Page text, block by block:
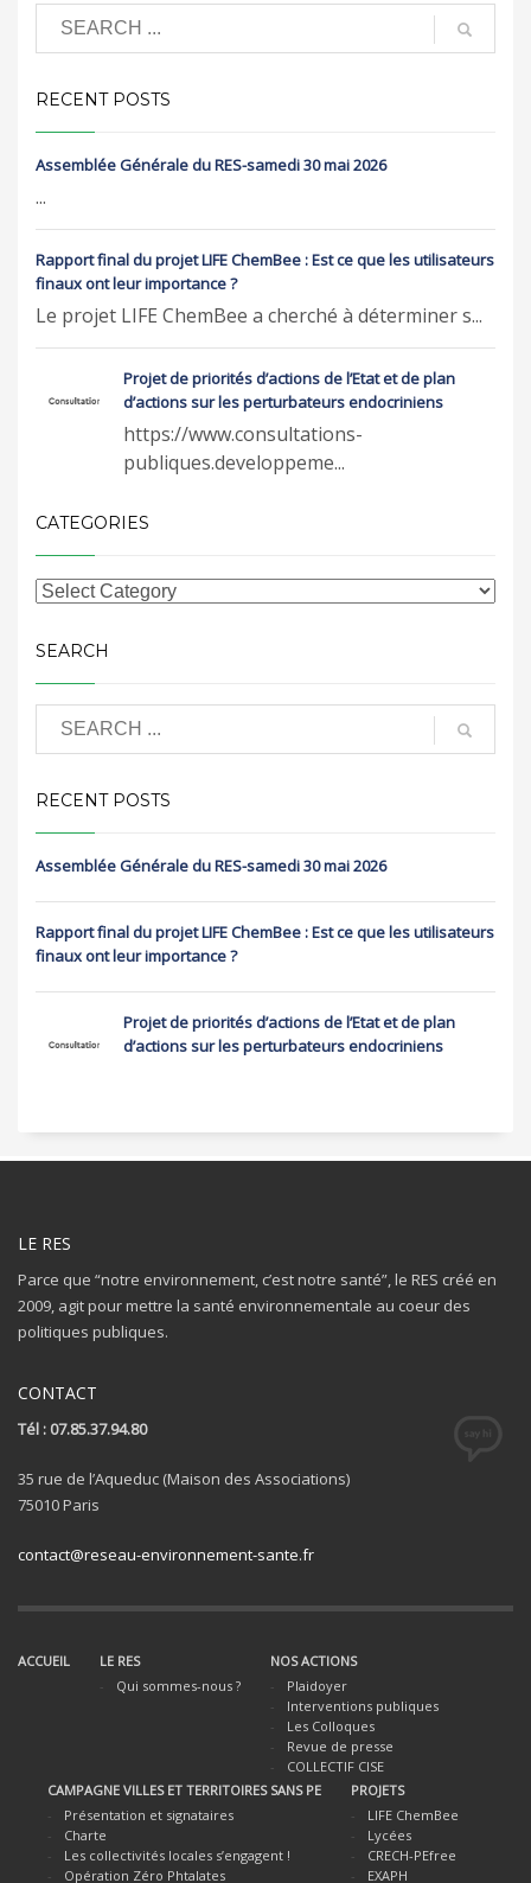
RECENT POSTS
Assemblée Générale du RES-samedi 30 mai 2026
...
Rapport final du projet LIFE ChemBee : Est ce que les utilisateurs
finaux ont leur importance ?
Le projet LIFE ChemBee a cherché à déterminer s...
Projet de priorités d’actions de l’Etat et de plan
d’actions sur les perturbateurs endocriniens
https://www.consultations-
publiques.developpeme...
CATEGORIES
SEARCH
RECENT POSTS
Assemblée Générale du RES-samedi 30 mai 2026
Rapport final du projet LIFE ChemBee : Est ce que les utilisateurs
finaux ont leur importance ?
Projet de priorités d’actions de l’Etat et de plan
d’actions sur les perturbateurs endocriniens
LE RES
Parce que “notre environnement, c’est notre santé”, le RES créé en
2009, agit pour mettre la santé environnementale au coeur des
politiques publiques.
CONTACT
Tél : 07.85.37.94.80
35 rue de l’Aqueduc (Maison des Associations)
75010 Paris
contact@reseau-environnement-sante.fr
ACCUEIL
LE RES
Qui sommes-nous ?
NOS ACTIONS
Plaidoyer
Interventions publiques
Les Colloques
Revue de presse
COLLECTIF CISE
CAMPAGNE VILLES ET TERRITOIRES SANS PE
Présentation et signataires
Charte
Les collectivités locales s’engagent !
Opération Zéro Phtalates
PROJETS
LIFE ChemBee
Lycées
CRECH-PEfree
EXAPH